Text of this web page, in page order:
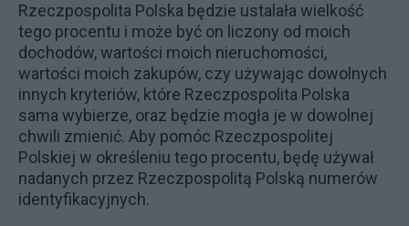
Rzeczpospolita Polska będzie ustalała wielkość
tego procentu i może być on liczony od moich
dochodów, wartości moich nieruchomości,
wartości moich zakupów, czy używając dowolnych
innych kryteriów, które Rzeczpospolita Polska
sama wybierze, oraz będzie mogła je w dowolnej
chwili zmienić. Aby pomóc Rzeczpospolitej
Polskiej w określeniu tego procentu, będę używał
nadanych przez Rzeczpospolitą Polską numerów
identyfikacyjnych.